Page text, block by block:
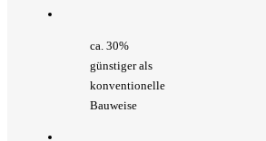
ca. 30%
günstiger als
konventionelle
Bauweise